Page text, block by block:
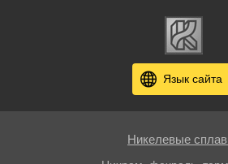
Язык сайта
Никелевые